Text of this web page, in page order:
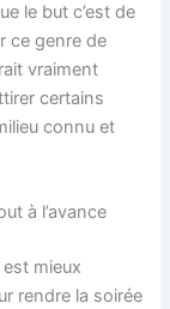
le but c’est de
ce genre de
vraiment
certains
connu et
à l’avance
mieux
rendre la soirée